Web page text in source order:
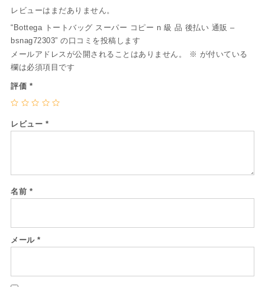
レビューはまだありません。
“Bottega トートバッグ スーパー コピー n 級 品 後払い 通販 –
bsnag72303” の口コミを投稿します
メールアドレスが公開されることはありません。
※ が付いている
欄は必須項目です
評価 *
レビュー *
名前 *
メール*